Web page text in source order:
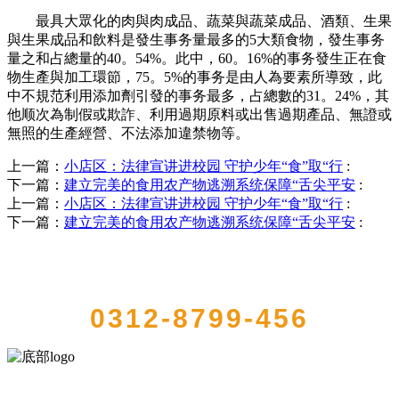
最具大眾化的肉與肉成品、蔬菜與蔬菜成品、酒類、生果
與生果成品和飲料是發生事务量最多的5大類食物，發生事务
量之和占總量的40。54%。此中，60。16%的事务發生正在食
物生產與加工環節，75。5%的事务是由人為要素所導致，此
中不規范利用添加劑引發的事务最多，占總數的31。24%，其
他顺次為制假或欺詐、利用過期原料或出售過期產品、無證或
無照的生產經營、不法添加違禁物等。
上一篇： 小店区：法律宣讲进校园 守护少年“食”取“行 :
下一篇： 建立完美的食用农产物逃溯系统保障“舌尖平安 :
上一篇： 小店区：法律宣讲进校园 守护少年“食”取“行 :
下一篇： 建立完美的食用农产物逃溯系统保障“舌尖平安 :
0312-8799-456